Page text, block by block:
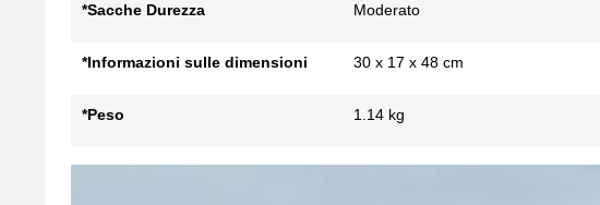
*Sacche Durezza Moderato
*Informazioni sulle dimensioni 30 x 17 x 48 cm
*Peso 1.14 kg